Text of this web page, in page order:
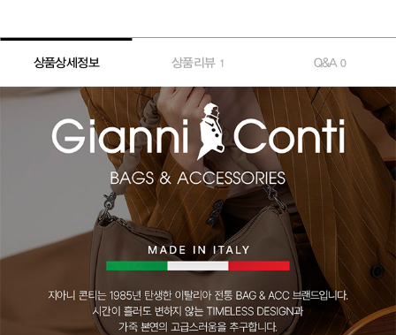
상품상세정보 상품리뷰 1 Q&A0